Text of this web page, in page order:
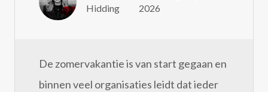
Hidding
2026
De zomervakantie is van start gegaan en
binnen veel organisaties leidt dat ieder